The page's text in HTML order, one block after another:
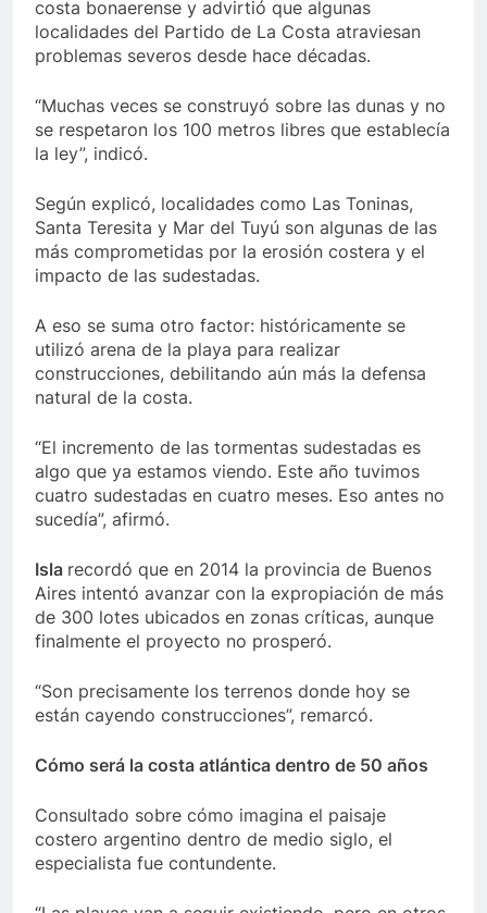
costa bonaerense y advirtió que algunas
localidades del Partido de La Costa atraviesan
problemas severos desde hace décadas.
“Muchas veces se construyó sobre las dunas y no
se respetaron los 100 metros libres que establecía
la ley”, indicó.
Según explicó, localidades como Las Toninas,
Santa Teresita y Mar del Tuyú son algunas de las
más comprometidas por la erosión costera y el
impacto de las sudestadas.
A eso se suma otro factor: históricamente se
utilizó arena de la playa para realizar
construcciones, debilitando aún más la defensa
natural de la costa.
“El incremento de las tormentas sudestadas es
algo que ya estamos viendo. Este año tuvimos
cuatro sudestadas en cuatro meses. Eso antes no
sucedía”, afirmó.
Isla recordó que en 2014 la provincia de Buenos
Aires intentó avanzar con la expropiación de más
de 300 lotes ubicados en zonas críticas, aunque
finalmente el proyecto no prosperó.
“Son precisamente los terrenos donde hoy se
están cayendo construcciones”, remarcó.
Cómo será la costa atlántica dentro de 50 años
Consultado sobre cómo imagina el paisaje
costero argentino dentro de medio siglo, el
especialista fue contundente.